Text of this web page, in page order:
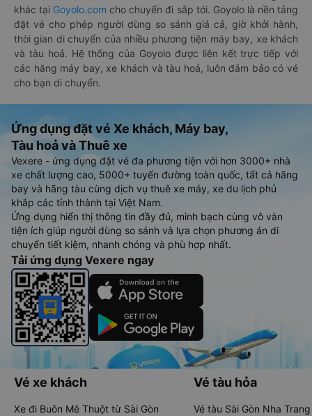
khác tại Goyolo.com cho chuyến đi sắp tới. Goyolo là nền tảng
đặt vé cho phép người dùng so sánh giá cả, giờ khởi hành,
thời gian di chuyển của nhiều phương tiện máy bay, xe khách
và tàu hoả. Hệ thống của Goyolo được liên kết trực tiếp với
các hãng máy bay, xe khách và tàu hoả, luôn đảm bảo có vé
cho bạn di chuyển.
Ứng dụng đặt vé Xe khách, Máy bay,
Tàu hoả và Thuê xe
Vexere - ứng dụng đặt vé đa phương tiện với hơn 3000+ nhà
xe chất lượng cao, 5000+ tuyến đường toàn quốc, tất cả hãng
bay và hãng tàu cùng dịch vụ thuê xe máy, xe du lịch phủ
khắp các tỉnh thành tại Việt Nam.
Ứng dụng hiển thị thông tin đầy đủ, minh bạch cùng vô vàn
tiện ích giúp người dùng so sánh và lựa chọn phương án di
chuyển tiết kiệm, nhanh chóng và phù hợp nhất.
Tải ứng dụng Vexere ngay
Vé xe khách
Xe đi Buôn Mê Thuột từ Sài Gòn
Vé tàu hỏa
Vé tàu Sài Gòn Nha Trang